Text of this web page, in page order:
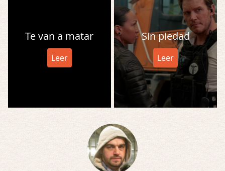
Te van a matar
Leer
Sin piedad
Leer